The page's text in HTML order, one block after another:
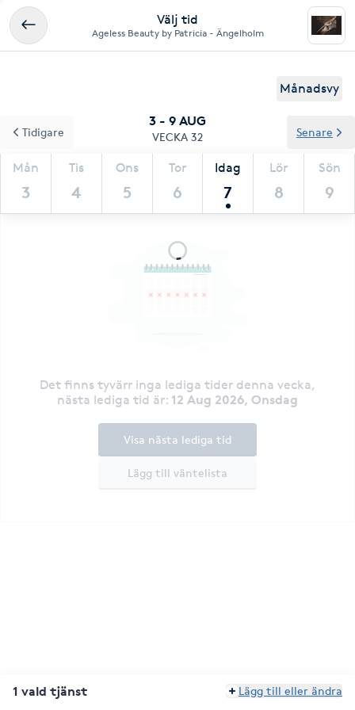
Välj tid
Ageless Beauty by Patricia - Ängelholm
Månadsvy
3 - 9 AUG
VECKA 32
Mån
3
Tis
4
Ons
5
Tor
6
Idag
7
Lör
8
Sön
9
Tidigare Senare
Det finns tyvärr inga lediga tider denna vecka,
nästa lediga tid är: 12 Aug 2026, Onsdag
Lägg till väntelista
Visa nästa lediga tid
1 vald tjänst Lägg till eller ändra